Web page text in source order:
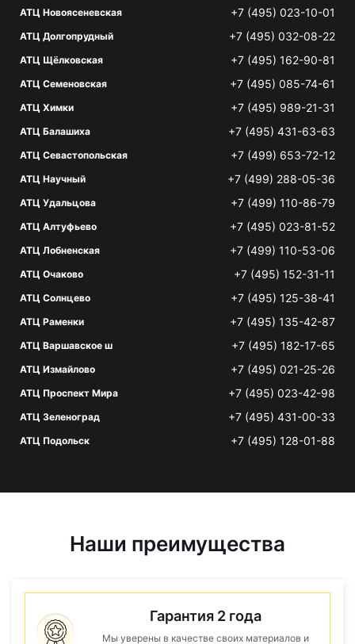
АТЦ Новоясеневская +7 (495) 023-10-01
АТЦ Долгопрудный +7 (495) 032-08-22
АТЦ Щёлковская +7 (495) 162-90-81
АТЦ Семеновская +7 (495) 085-74-61
АТЦ Химки +7 (495) 989-21-31
АТЦ Балашиха +7 (495) 431-63-63
АТЦ Севастопольская +7 (499) 653-72-12
АТЦ Научный +7 (499) 288-05-36
АТЦ Удальцова +7 (499) 110-86-79
АТЦ Алтуфьево +7 (495) 023-81-52
АТЦ Лобненская +7 (499) 110-53-06
АТЦ Очаково +7 (495) 152-31-11
АТЦ Солнцево +7 (495) 125-38-41
АТЦ Раменки +7 (495) 135-42-87
АТЦ Варшавское ш +7 (495) 182-17-65
АТЦ Измайлово +7 (495) 021-25-26
АТЦ Проспект Мира +7 (495) 023-42-98
АТЦ Зеленоград +7 (495) 431-00-33
АТЦ Подольск +7 (495) 128-01-88
Наши преимущества
Гарантия 2 года
Мы уверены в качестве своих материалов и